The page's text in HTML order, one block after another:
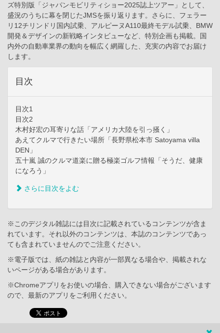
ズ特別版「ジャパンモビリティショー2025誌上ツアー」として、
盛況のうちに幕を閉じたJMSを振り返ります。さらに、フェラー
リ12チリンドリ国内試乗、アルピーヌA110最終モデル試乗、BMW
開発＆デザインの新戦略インタビューなど、特別企画も掲載。国
内外の自動車業界の動向を幅広く網羅した、充実の内容でお届け
します。
目次
目次1
目次2
木村好宏の耳寄りな話「アメリカ大陸を引っ掻く」
あえてクルマで行きたい場所「長野県松本市 Satoyama villa
DEN」
五十嵐 誠のクルマ道楽に贈る極楽ゴルフ情報「そうだ、健康
になろう」
さらに目次をよむ
※このデジタル雑誌には目次に記載されているコンテンツが含ま
れています。それ以外のコンテンツは、本誌のコンテンツであっ
ても含まれていませんのでご注意ください。
※電子版では、紙の雑誌と内容が一部異なる場合や、掲載されな
いページがある場合があります。
※Chromeアプリをお使いの場合、購入できない場合がございます
ので、最新のアプリをご利用ください。